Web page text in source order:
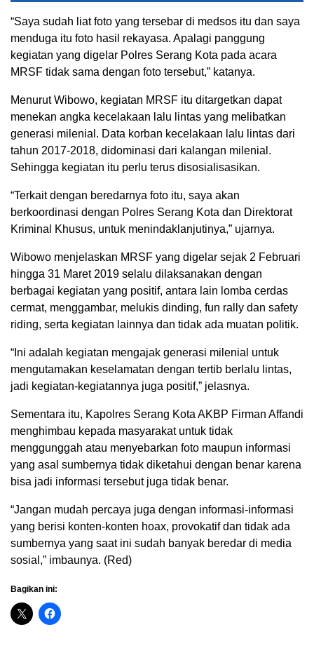
“Saya sudah liat foto yang tersebar di medsos itu dan saya
menduga itu foto hasil rekayasa. Apalagi panggung
kegiatan yang digelar Polres Serang Kota pada acara
MRSF tidak sama dengan foto tersebut,” katanya.
Menurut Wibowo, kegiatan MRSF itu ditargetkan dapat
menekan angka kecelakaan lalu lintas yang melibatkan
generasi milenial. Data korban kecelakaan lalu lintas dari
tahun 2017-2018, didominasi dari kalangan milenial.
Sehingga kegiatan itu perlu terus disosialisasikan.
“Terkait dengan beredarnya foto itu, saya akan
berkoordinasi dengan Polres Serang Kota dan Direktorat
Kriminal Khusus, untuk menindaklanjutinya,” ujarnya.
Wibowo menjelaskan MRSF yang digelar sejak 2 Februari
hingga 31 Maret 2019 selalu dilaksanakan dengan
berbagai kegiatan yang positif, antara lain lomba cerdas
cermat, menggambar, melukis dinding, fun rally dan safety
riding, serta kegiatan lainnya dan tidak ada muatan politik.
“Ini adalah kegiatan mengajak generasi milenial untuk
mengutamakan keselamatan dengan tertib berlalu lintas,
jadi kegiatan-kegiatannya juga positif,” jelasnya.
Sementara itu, Kapolres Serang Kota AKBP Firman Affandi
menghimbau kepada masyarakat untuk tidak
menggunggah atau menyebarkan foto maupun informasi
yang asal sumbernya tidak diketahui dengan benar karena
bisa jadi informasi tersebut juga tidak benar.
“Jangan mudah percaya juga dengan informasi-informasi
yang berisi konten-konten hoax, provokatif dan tidak ada
sumbernya yang saat ini sudah banyak beredar di media
sosial,” imbaunya. (Red)
Bagikan ini: